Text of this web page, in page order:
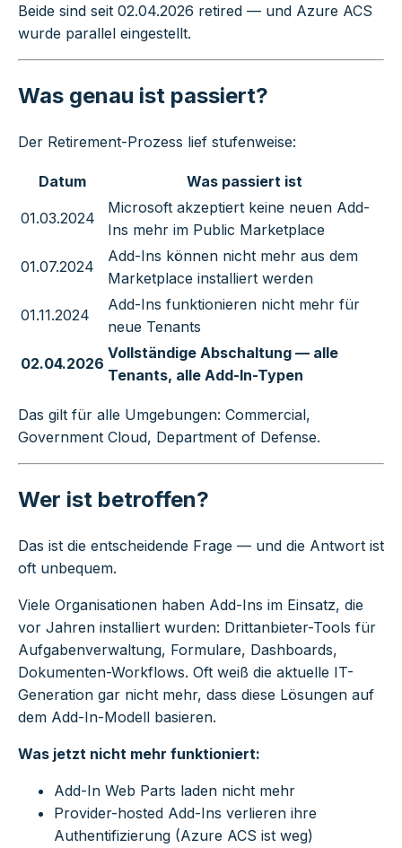
Beide sind seit 02.04.2026 retired — und Azure ACS
wurde parallel eingestellt.
Was genau ist passiert?
Der Retirement-Prozess lief stufenweise:
Datum Was passiert ist
01.03.2024
Microsoft akzeptiert keine neuen Add-
Ins mehr im Public Marketplace
01.07.2024
Add-Ins können nicht mehr aus dem
Marketplace installiert werden
01.11.2024
Add-Ins funktionieren nicht mehr für
neue Tenants
02.04.2026
Vollständige Abschaltung — alle
Tenants, alle Add-In-Typen
Das gilt für alle Umgebungen: Commercial,
Government Cloud, Department of Defense.
Wer ist betroffen?
Das ist die entscheidende Frage — und die Antwort ist
oft unbequem.
Viele Organisationen haben Add-Ins im Einsatz, die
vor Jahren installiert wurden: Drittanbieter-Tools für
Aufgabenverwaltung, Formulare, Dashboards,
Dokumenten-Workflows. Oft weiß die aktuelle IT-
Generation gar nicht mehr, dass diese Lösungen auf
dem Add-In-Modell basieren.
Was jetzt nicht mehr funktioniert:
Add-In Web Parts laden nicht mehr
Provider-hosted Add-Ins verlieren ihre
Authentifizierung (Azure ACS ist weg)